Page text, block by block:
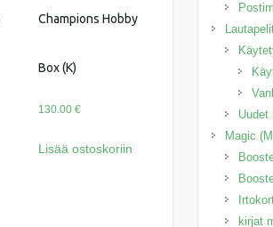
Champions Hobby
Box (K)
130.00€
Lisää ostoskoriin
Uudet
Magic
kirjat